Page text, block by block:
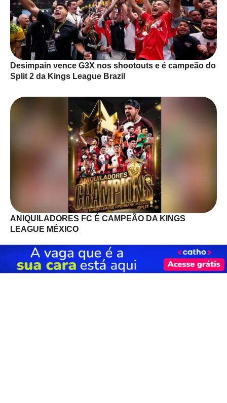
Desimpain vence G3X nos shootouts e é campeão do
Split 2 da Kings League Brazil
ANIQUILADORES FC É CAMPEÃO DA KINGS
LEAGUE MÉXICO